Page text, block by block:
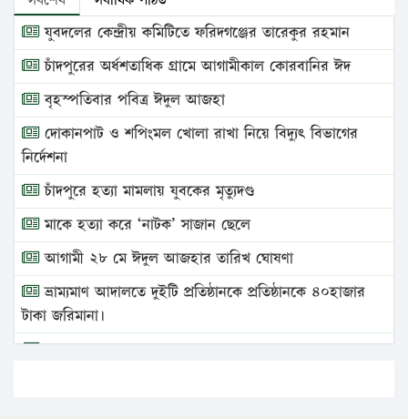
যুবদলের কেন্দ্রীয় কমিটিতে ফরিদগঞ্জের তারেকুর রহমান
চাঁদপুরের অর্ধশতাধিক গ্রামে আগামীকাল কোরবানির ঈদ
বৃহস্পতিবার পবিত্র ঈদুল আজহা
দোকানপাট ও শপিংমল খোলা রাখা নিয়ে বিদ্যুৎ বিভাগের
নির্দেশনা
চাঁদপুরে হত্যা মামলায় যুবকের মৃত্যুদণ্ড
মাকে হত্যা করে ‘নাটক’ সাজান ছেলে
আগামী ২৮ মে ঈদুল আজহার তারিখ ঘোষণা
ভ্রাম্যমাণ আদালতে দুইটি প্রতিষ্ঠানকে প্রতিষ্ঠানকে ৪০হাজার
টাকা জরিমানা।
এবার লঞ্চের ভাড়া বাড়ল